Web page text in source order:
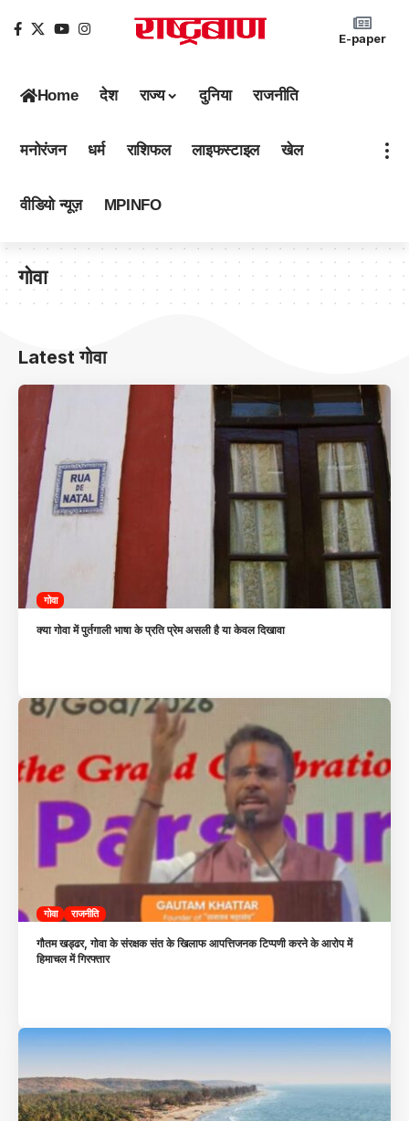
E-paper
Home देश राज्य दुनिया राजनीति
मनोरंजन धर्म राशिफल लाइफस्टाइल खेल
वीडियो न्यूज़ MPINFO
गोवा
Latest गोवा
गोवा
क्या गोवा में पुर्तगाली भाषा के प्रति प्रेम असली है या केवल दिखावा
गोवा राजनीति
गौतम खड्ढर, गोवा के संरक्षक संत के खिलाफ आपत्तिजनक टिप्पणी करने के आरोप में
हिमाचल में गिरफ्तार